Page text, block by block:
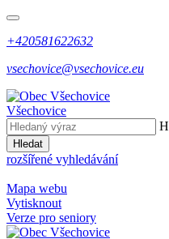
+420581622632
vsechovice@vsechovice.eu
Všechovice
Hledat
rozšířené vyhledávání
Mapa webu
Vytisknout
Verze pro seniory